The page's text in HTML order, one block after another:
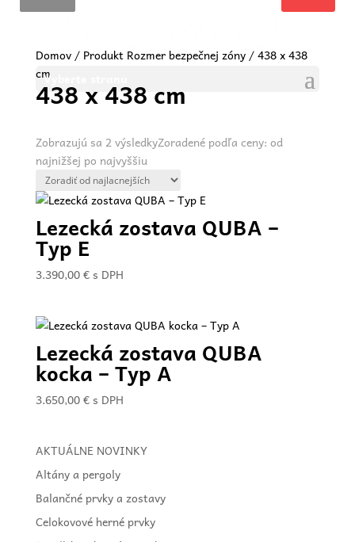
Vyberte stranu
Domov/ Produkt Rozmer bezpečnej zóny / 438 x 438
cm
438 x 438 cm
Zobrazujú sa 2 výsledkyZoradené podľa ceny: od
najnižšej po najvyššiu
Lezecká zostava QUBA –
Typ E
3.390,00€ s DPH
Lezecká zostava QUBA
kocka – Typ A
3.650,00€ s DPH
AKTUÁLNE NOVINKY
Altány a pergoly
Balančné prvky a zostavy
Celokovové herné prvky